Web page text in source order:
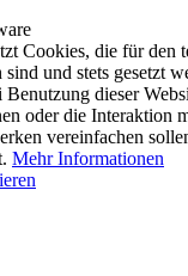
Cookies, die für den
und stets gesetzt
dieser
oder die Interaktion
vereinfachen
Mehr Informationen